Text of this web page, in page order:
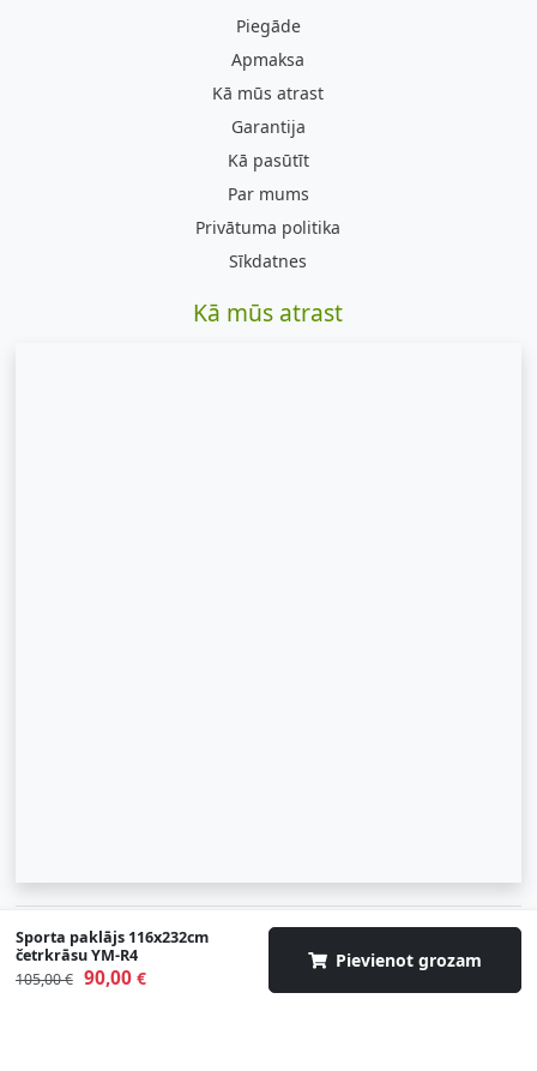
Sporta paklājs 116x232cm
četrkrāsu YM-R4
105,00 € 90,00€
Pievienot grozam
Piegāde
Apmaksa
Kā mūs atrast
Garantija
Kā pasūtīt
Par mums
Privātuma politika
Sīkdatnes
Kā mūs atrast
© 2007-2026 SIA "Zinva" | Morex.lv